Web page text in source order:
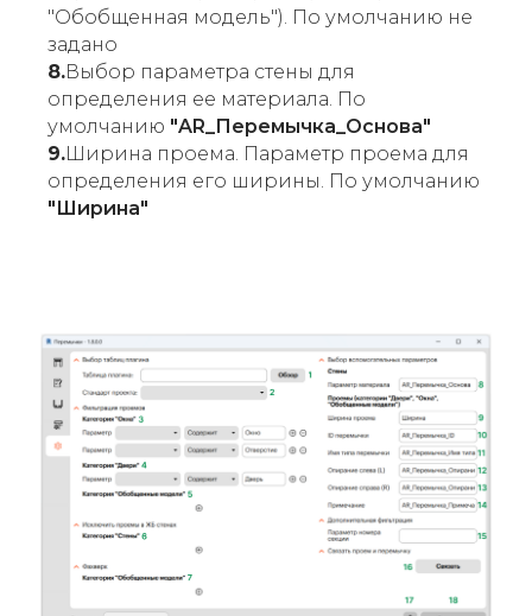
"Обобщенная модель"). По умолчанию не
задано
8.Выбор параметра стены для
определения ее материала. По
умолчанию "AR_Перемычка_Основа"
9.Ширина проема. Параметр проема для
определения его ширины. По умолчанию
"Ширина"